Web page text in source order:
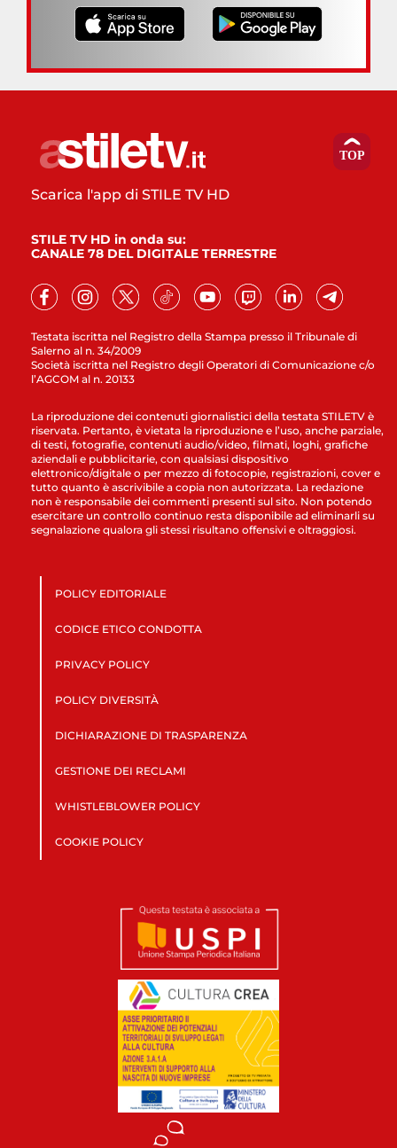
Testata iscritta nel Registro della Stampa presso il Tribunale di
Salerno al n. 34/2009
Società iscritta nel Registro degli Operatori di Comunicazione c/o
l’AGCOM al n. 20133
Scarica l'app di STILE TV HD
STILE TV HD in onda su:
CANALE 78 DEL DIGITALE TERRESTRE
La riproduzione dei contenuti giornalistici della testata STILETV è
riservata. Pertanto, è vietata la riproduzione e l’uso, anche parziale,
di testi, fotografie, contenuti audio/video, filmati, loghi, grafiche
aziendali e pubblicitarie, con qualsiasi dispositivo
elettronico/digitale o per mezzo di fotocopie, registrazioni, cover e
tutto quanto è ascrivibile a copia non autorizzata. La redazione
non è responsabile dei commenti presenti sul sito. Non potendo
esercitare un controllo continuo resta disponibile ad eliminarli su
segnalazione qualora gli stessi risultano offensivi e oltraggiosi.
POLICY EDITORIALE
CODICE ETICO CONDOTTA
PRIVACY POLICY
POLICY DIVERSITÀ
DICHIARAZIONE DI TRASPARENZA
GESTIONE DEI RECLAMI
WHISTLEBLOWER POLICY
COOKIE POLICY